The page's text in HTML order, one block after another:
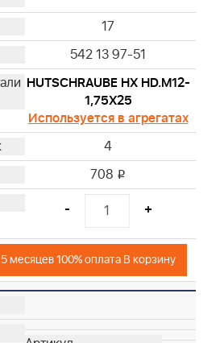
17
542 13 97-51
HUTSCHRAUBE HX HD.M12-
1,75X25
Используется в агрегатах
4
708 i
- +
месяцев 100% оплата В корзину